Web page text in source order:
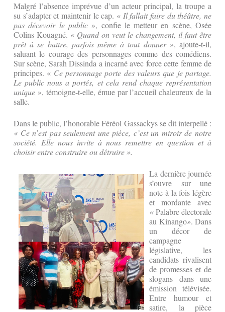
Malgré l’absence imprévue d’un acteur principal, la troupe a
su s’adapter et maintenir le cap. « Il fallait faire du théâtre, ne
pas décevoir le public», confie le metteur en scène, Osée
Colins Kouagné. « Quand on veut le changement, il faut être
prêt à se battre, parfois même à tout donner», ajoute-t-il,
saluant le courage des personnages comme des comédiens.
Sur scène, Sarah Dissinda a incarné avec force cette femme de
principes. « Ce personnage porte des valeurs que je partage.
Le public nous a portés, et cela rend chaque représentation
unique », témoigne-t-elle, émue par l’accueil chaleureux de la
salle.
Dans le public, l’honorable Féréol Gassackys se dit interpellé :
« Ce n’est pas seulement une pièce, c’est un miroir de notre
société. Elle nous invite à nous remettre en question et à
choisir entre construire ou détruire ».
La dernière journée
s’ouvre sur une
note à la fois légère
et mordante avec
«Palabre électorale
au Kinango». Dans
un décor de
campagne
législative, les
candidats rivalisent
de promesses et de
slogans dans une
émission télévisée.
Entre humour et
satire, la pièce